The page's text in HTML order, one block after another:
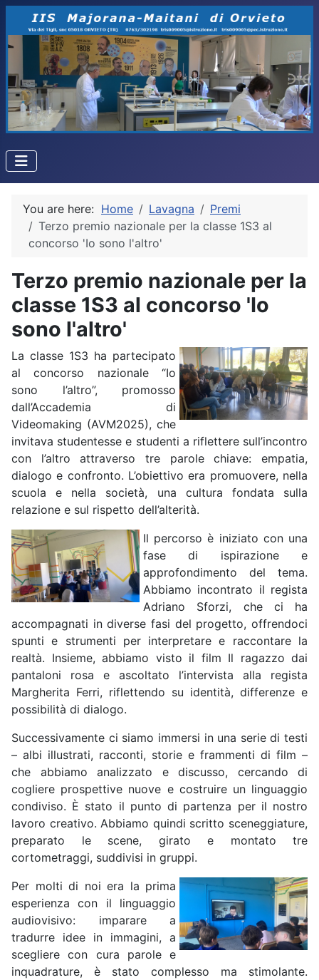
You are here: Home Lavagna
Premi
Terzo premio nazionale per la classe 1S3 al
concorso 'Io sono l'altro'
Terzo premio nazionale per la
classe 1S3 al concorso 'Io
sono l'altro'
La classe 1S3 ha partecipato
al concorso nazionale “Io
sono l’altro”, promosso
dall’Accademia di
Videomaking (AVM2025), che
invitava studentesse e studenti a riflettere sull’incontro
con l’altro attraverso tre parole chiave: empatia,
dialogo e confronto. L’obiettivo era promuovere, nella
scuola e nella società, una cultura fondata sulla
relazione e sul rispetto dell’alterità.
Il percorso è iniziato con una
fase di ispirazione e
approfondimento del tema.
Abbiamo incontrato il regista
Adriano Sforzi, che ci ha
accompagnati in diverse fasi del progetto, offrendoci
spunti e strumenti per interpretare e raccontare la
realtà. Insieme, abbiamo visto il film Il ragazzo dai
pantaloni rosa e ascoltato l’intervista alla regista
Margherita Ferri, riflettendo su identità, differenze e
possibilità di dialogo.
Successivamente ci siamo immersi in una serie di testi
– albi illustrati, racconti, storie e frammenti di film –
che abbiamo analizzato e discusso, cercando di
cogliere prospettive nuove e costruire un linguaggio
condiviso. È stato il punto di partenza per il nostro
lavoro creativo. Abbiamo quindi scritto sceneggiature,
preparato le scene, girato e montato tre
cortometraggi, suddivisi in gruppi.
Per molti di noi era la prima
esperienza con il linguaggio
audiovisivo: imparare a
tradurre idee in immagini, a
scegliere con cura parole e
inquadrature, è stato complesso ma stimolante.